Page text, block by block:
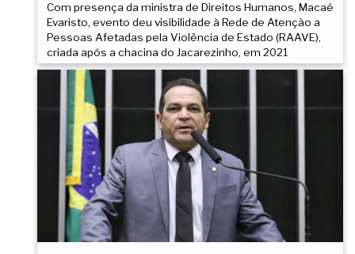
Com presença da ministra de Direitos Humanos, Macaé
Evaristo, evento deu visibilidade à Rede de Atenção a
Pessoas Afetadas pela Violência de Estado (RAAVE),
criada após a chacina do Jacarezinho, em 2021